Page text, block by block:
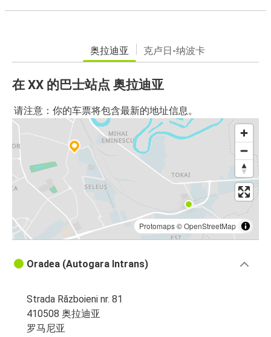
奥拉迪亚 克卢日-纳波卡
在 XX 的巴士站点 奥拉迪亚
请注意：你的车票将包含最新的地址信息。
Protomaps©OpenStreetMap
Oradea (Autogara Intrans)
Strada Războieni nr. 81
410508 奥拉迪亚
罗马尼亚